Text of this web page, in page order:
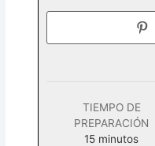
TIEMPO DE
PREPARACIÓN
15minutos
minutos